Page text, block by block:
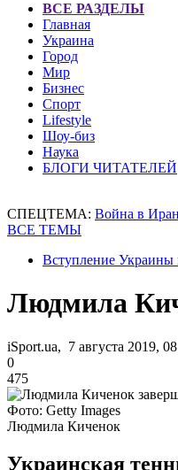
ВСЕ РАЗДЕЛЫ
Главная
Украина
Город
Мир
Бизнес
Спорт
Lifestyle
Шоу-биз
Наука
БЛОГИ ЧИТАТЕЛЕЙ
СПЕЦТЕМА: Война в
ВСЕ ТЕМЫ
Вступление
Людмила
iSport.ua, 7 августа 2019,
0
475
Фото: Getty Images
Людмила Киченок
Украинская